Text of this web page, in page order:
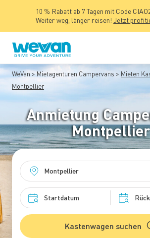
10 % Rabatt ab 7 Tagen mit Code
Weiter weg, länger reisen! Jetzt
WeVan Mietagenturen Campervans
Mieten
Montpellier
Anmietung
Montpellier
Kastenwagen suchen